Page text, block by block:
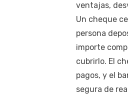
ventajas,
Un cheque
persona
importe
cubrirlo. El
pagos, y el
segura de